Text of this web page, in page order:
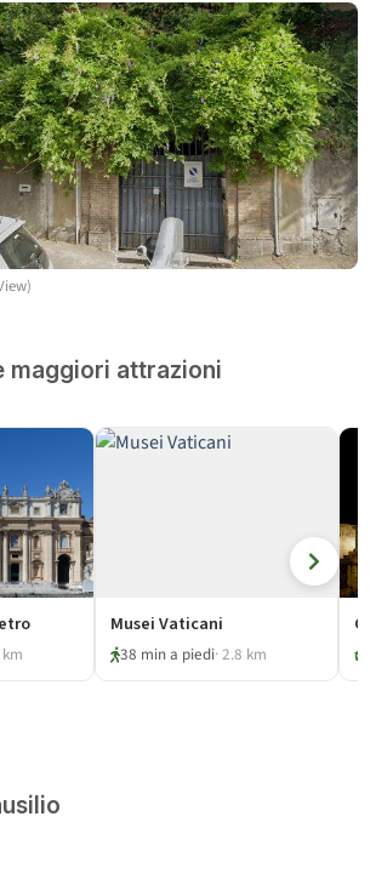
maggiori attrazioni
km
Musei Vaticani
38 min a piedi· 2.8 km